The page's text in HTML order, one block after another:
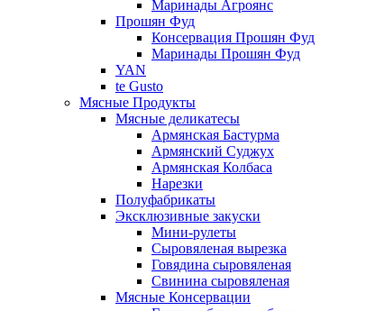
Маринады Агроянс
Прошян Фуд
Консервация Прошян Фуд
Маринады Прошян Фуд
YAN
te Gusto
Мясные Продукты
Мясные деликатесы
Армянская Бастурма
Армянский Суджух
Армянская Колбаса
Нарезки
Полуфабрикаты
Эксклюзивные закуски
Мини-рулеты
Сыровяленая вырезка
Говядина сыровяленая
Свинина сыровяленая
Мясные Консервации